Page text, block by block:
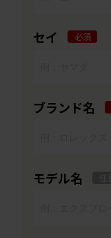
セイ 必須
ブランド名
モデル名